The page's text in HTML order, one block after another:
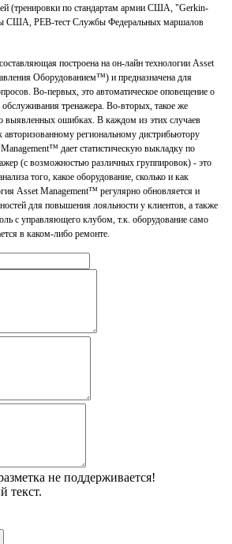
(тренировки по стандартам армии США, "Gerkin-
США, PEB-тест Службы Федеральных маршалов
построена на он-лайн технологии Asset
Оборудованием™) и предназначена для
Во-первых, это автоматическое оповещение о
обслуживания тренажера. Во-вторых, такое же
выявленных ошибках. В каждом из этих случаев
региональному дистрибьютору
дает статистическую выкладку по
(с возможностью различных группировок) - это
того, какое оборудование, сколько и как
Asset Management™ регулярно обновляется и
для повышения лояльности у клиентов, а также
с управляющего клубом, т.к. оборудование само
в каком-либо ремонте.
не поддерживается!
текст.